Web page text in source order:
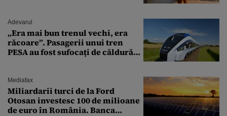
Adevarul
„Era mai bun trenul vechi, era
răcoare”. Pasagerii unui tren
PESA au fost sufocați de căldură
Mediafax
Miliardarii turci de la Ford
Otosan investesc 100 de milioane
de euro în România. Banca